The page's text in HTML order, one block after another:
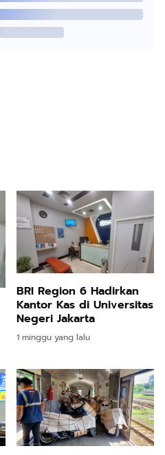
BRI Region 6 Hadirkan
Kantor Kas di Universitas
Negeri Jakarta
1 minggu yang lalu